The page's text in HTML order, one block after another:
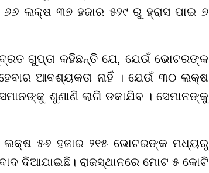
ଲକ୍ଷ ୩୭ ହଜାର ୫୨୯ ରୁ ହ୍ରାସ ପାଇ ୭
ଗୁପ୍ତା କହିଛନ୍ତି ଯେ, ଯେଉଁ ଭୋଟରଙ୍କ
ଆବଶ୍ୟକତା ନାହିଁ । ଯେଉଁ ୩୦ ଲକ୍ଷ
ଶୁଣାଣି ଲାଗି ଡକାଯିବ । ସେମାନଙ୍କୁ
ଲକ୍ଷ ୫୬ ହଜାର ୨୧୫ ଭୋଟରଙ୍କ ମଧ୍ୟରୁ
ଦିଆଯାଇଛି। ରାଜସ୍ଥାନରେ ମୋଟ ୫ କୋଟି